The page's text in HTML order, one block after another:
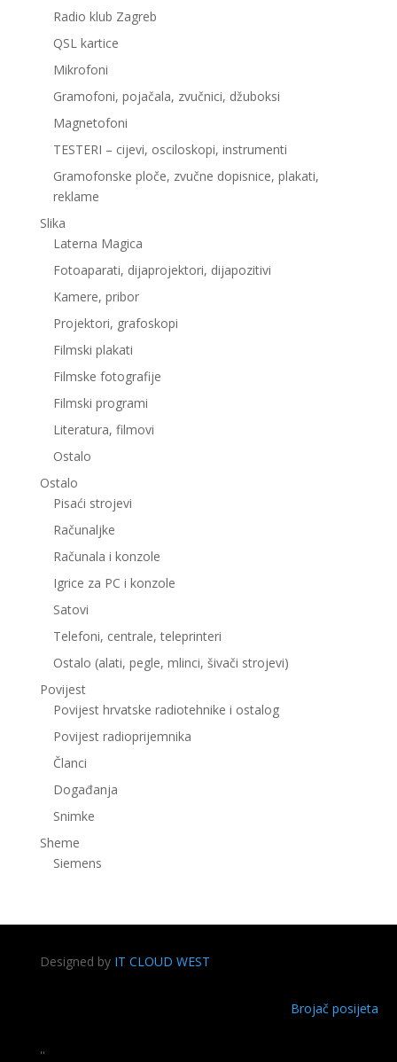
Radio klub Zagreb
QSL kartice
Mikrofoni
Gramofoni, pojačala, zvučnici, džuboksi
Magnetofoni
TESTERI – cijevi, osciloskopi, instrumenti
Gramofonske ploče, zvučne dopisnice, plakati,
reklame
Slika
Laterna Magica
Fotoaparati, dijaprojektori, dijapozitivi
Kamere, pribor
Projektori, grafoskopi
Filmski plakati
Filmske fotografije
Filmski programi
Literatura, filmovi
Ostalo
Ostalo
Pisaći strojevi
Računaljke
Računala i konzole
Igrice za PC i konzole
Satovi
Telefoni, centrale, teleprinteri
Ostalo (alati, pegle, mlinci, šivači strojevi)
Povijest
Povijest hrvatske radiotehnike i ostalog
Povijest radioprijemnika
Članci
Događanja
Snimke
Sheme
Siemens
Designed by IT CLOUD WEST
Brojač posijeta
''